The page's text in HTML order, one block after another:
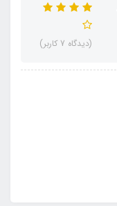
(دیدگاه 7 کاربر)